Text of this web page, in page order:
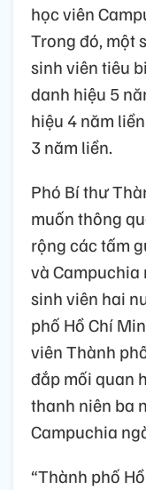
học viên
Trong đó, một
sinh viên tiêu
danh hiệu 5
hiệu 4 năm
3 năm liền.
Phó Bí thư
muốn thông
rộng các tấm
và Campuchia
sinh viên hai
phố Hồ Chí
viên Thành
đắp mối quan
thanh niên ba
Campuchia
“Thành phố